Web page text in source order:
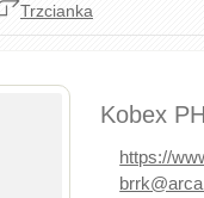
Trzcianka
Kobex
https://